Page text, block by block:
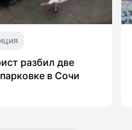
разбил две
в Сочи